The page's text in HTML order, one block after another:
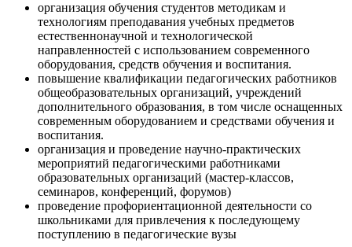
организация обучения студентов методикам и
технологиям преподавания учебных предметов
естественнонаучной и технологической
направленностей с использованием современного
оборудования, средств обучения и воспитания.
повышение квалификации педагогических работников
общеобразовательных организаций, учреждений
дополнительного образования, в том числе оснащенных
современным оборудованием и средствами обучения и
воспитания.
организация и проведение научно-практических
мероприятий педагогическими работниками
образовательных организаций (мастер-классов,
семинаров, конференций, форумов)
проведение профориентационной деятельности со
школьниками для привлечения к последующему
поступлению в педагогические вузы